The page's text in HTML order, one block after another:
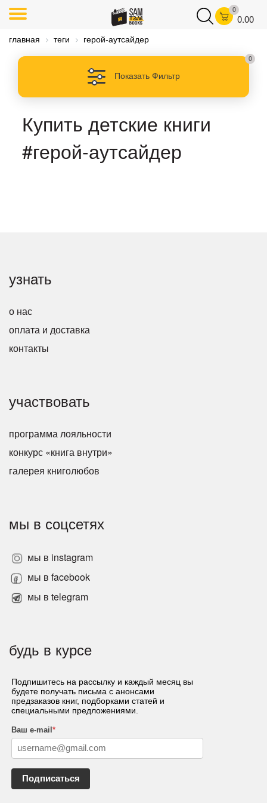
0
0.00
главная теги герой-аутсайдер
Показать Фильтр
0
Купить детские книги
#герой-аутсайдер
узнать
о нас
оплата и доставка
контакты
участвовать
программа лояльности
конкурс «книга внутри»
галерея книголюбов
мы в соцсетях
мы в instagram
мы в facebook
мы в telegram
будь в курсе
Подпишитесь на рассылку и каждый месяц вы
будете получать письма с анонсами
предзаказов книг, подборками статей и
специальными предложениями.
Ваш e-mail*
Подписаться